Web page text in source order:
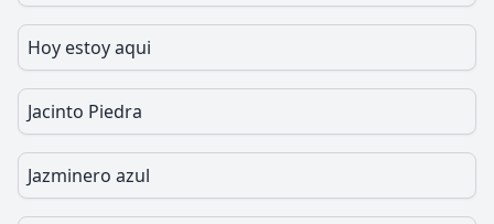
Hoy estoy aqui
Jacinto Piedra
Jazminero azul